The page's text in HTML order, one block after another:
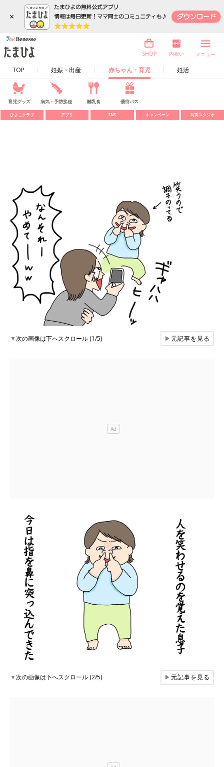
×
TOP 妊娠・出産 赤ちゃん・育児 妊活
SHOP 内祝い メニュー
育児グッズ 病気・予防接種 離乳食 優待パス
ひよこクラブ アプリ SNS キャンペーン 写真スタジオ
▼次の画像は下へスクロール (1/5) ▶元記事を見る
▼次の画像は下へスクロール (2/5) ▶元記事を見る